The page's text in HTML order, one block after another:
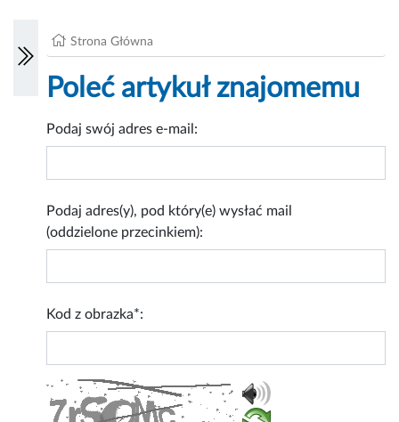
Strona Główna
Poleć artykuł znajomemu
Podaj swój adres e-mail:
Podaj adres(y), pod który(e) wysłać mail
(oddzielone przecinkiem):
Kod z obrazka*: